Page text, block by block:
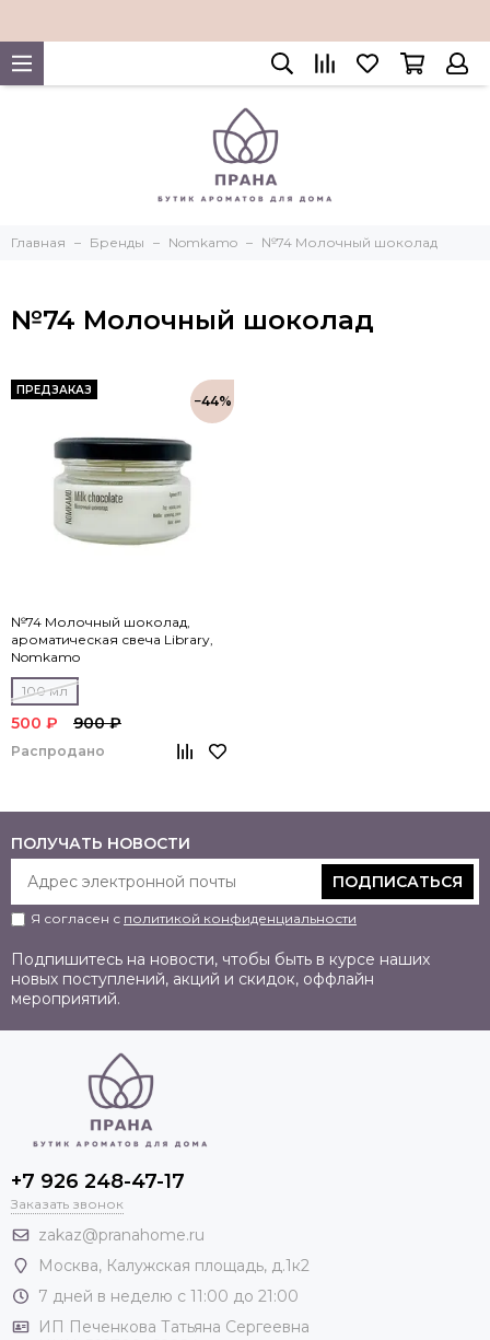
Главная Бренды Nomkamo №74 Молочный шоколад
№74 Молочный шоколад
ПРЕДЗАКАЗ
−44%
№74 Молочный шоколад,
ароматическая свеча Library,
Nomkamo
100 мл
500 ₽ 900 ₽
Распродано
ПОЛУЧАТЬ НОВОСТИ
ПОДПИСАТЬСЯ
Я согласен с политикой конфиденциальности
Подпишитесь на новости, чтобы быть в курсе наших
новых поступлений, акций и скидок, оффлайн
мероприятий.
+7 926 248-47-17
Заказать звонок
zakaz@pranahome.ru
Москва, Калужская площадь, д.1к2
7 дней в неделю с 11:00 до 21:00
ИП Печенкова Татьяна Сергеевна